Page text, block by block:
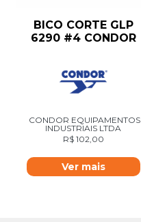
BICO CORTE GLP
6290 #4 CONDOR
CONDOR EQUIPAMENTOS
INDUSTRIAIS LTDA
R$ 102,00
Ver mais